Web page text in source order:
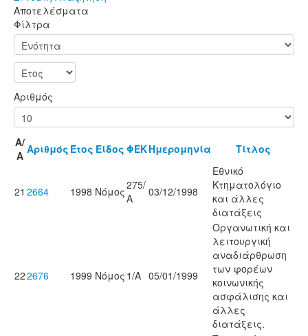
Αποτελέσματα
Φίλτρα
Αριθμός
Α/
Α Αριθμός Έτος Είδος ΦΕΚΗμερομηνία Τίτλος
21 2664 1998 Νόμος275/
Α
03/12/1998
Εθνικό
Κτηματολόγιο
και άλλες
διατάξεις
222676 1999 Νόμος 1/Α 05/01/1999
Οργανωτική και
λειτουργική
αναδιάρθρωση
των φορέων
κοινωνικής
ασφάλισης και
άλλες
διατάξεις.